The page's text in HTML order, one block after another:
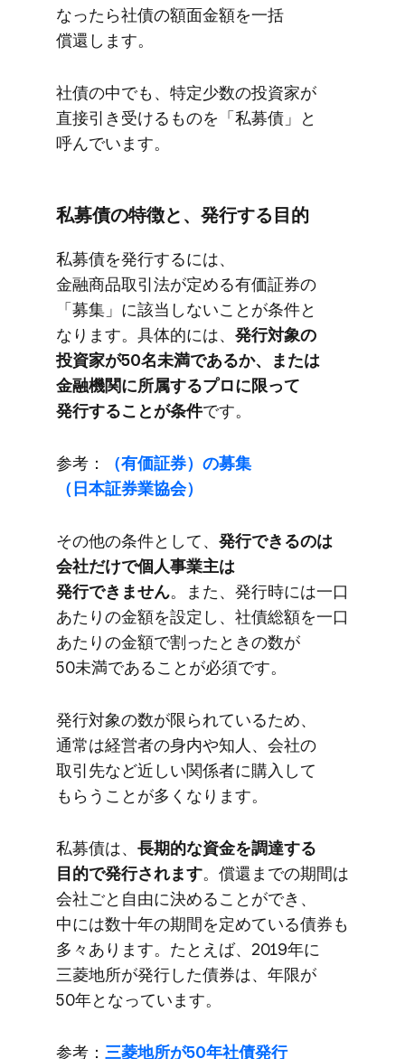
なったら​社債の​額面金額を​一括​
償還します。
社債の​中でも、​特定少数の​投資家が​
直接引き受ける​ものを​「私募債」と​
呼んでいます。
私募債の​特徴と、​発行する​目的
私募債を​発行するには、​
金融商品取引法が​定める​有価証券の​
「募集」に​該当しない​ことが​条件と​
なります。​具体的には、 ​発行対象の​
投資家が​50名未満であるか、​または​
金融機関に​所属する​プロに​限って​
発行する​ことが​条件です。
参考：
​（有​価証券）の​募集​
（日本証券業協会）
その​他の​条件と​して、 ​発行できるのは​
会社だけで​個人事業主は​
発行できません。​また、​発行時には​一口​
あたりの​金額を​設定し、​社債総額を​一口​
あたりの​金額で​割った​ときの​数が​
50未満である​ことが​必須です。
発行対象の​数が​限られている​ため、​
通常は​経営者の​身内や​知人、​会社の​
取引先など​近しい​関係者に​購入して​
もらうことが​多くなります。
私募債は、 ​長期的な​資金を​調達する​
目的で​発行されます。​償還までの​期間は​
会社ごと​自由に​決める​ことができ、​
中には​数十年の​期間を​定めている​債券も​
多々​あります。​たとえば、​2019年に​
三菱地所が​発行した債券は、​年限が​
50年と​なっています。
参考： 三菱地所が​50年社債発行